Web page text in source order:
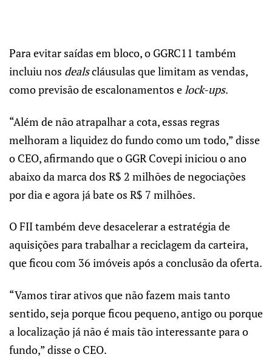
Para evitar saídas em bloco, o GGRC11 também
incluiu nos dealscláusulas que limitam as vendas,
como previsão de escalonamentos elock-ups.
“Além de não atrapalhar a cota, essas regras
melhoram a liquidez do fundo como um todo,” disse
o CEO, afirmando que o GGR Covepi iniciou o ano
abaixo da marca dos R$ 2 milhões de negociações
por dia e agora já bate os R$ 7 milhões.
O FII também deve desacelerar a estratégia de
aquisições para trabalhar a reciclagem da carteira,
que ficou com 36 imóveis após a conclusão da oferta.
“Vamos tirar ativos que não fazem mais tanto
sentido, seja porque ficou pequeno, antigo ou porque
a localização já não é mais tão interessante para o
fundo,” disse o CEO.